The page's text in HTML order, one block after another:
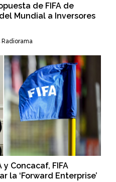
de FIFA de
Mundial a Inversores
Radiorama
y Concacaf, FIFA
la ‘Forward Enterprise’